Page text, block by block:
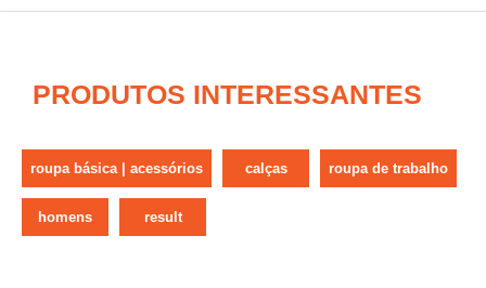
PRODUTOS INTERESSANTES
roupa básica | acessórios calças roupa de trabalho
homens result